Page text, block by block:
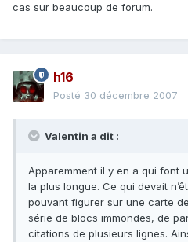
cas sur beaucoup de forum.
h16
Posté 30 décembre 2007
Valentin a dit :
Apparemment il y en a qui font
la plus longue. Ce qui devait
pouvant figurer sur une carte
série de blocs immondes, de
citations de plusieurs lignes.